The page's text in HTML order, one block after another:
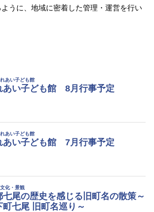
うに、地域に密着した管理・運営を行い